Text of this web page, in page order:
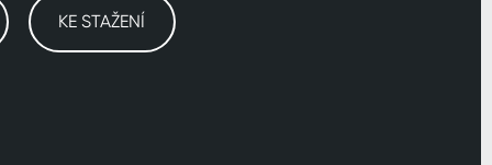
KE STAŽENÍ